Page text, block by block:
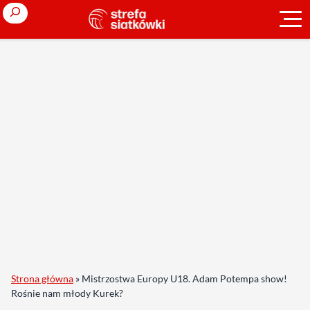
Search
Strona główna » Mistrzostwa Europy U18. Adam Potempa show!
Rośnie nam młody Kurek?